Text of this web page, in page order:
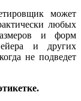
может
любых
и форм
и других
не подведет